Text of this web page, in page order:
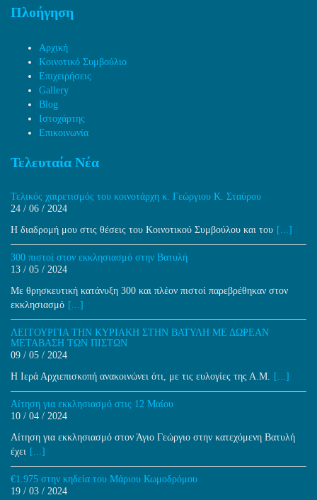
Πλοήγηση
Αρχική
Κοινοτικό Συμβούλιο
Επιχειρήσεις
Gallery
Blog
Ιστοχάρτης
Επικοινωνία
Τελευταία Νέα
Τελικός χαιρετισμός του κοινοτάρχη κ. Γεώργιου Κ. Σταύρου
24 / 06 / 2024
H διαδρομή μου στις θέσεις του Κοινοτικού Συμβούλου και του [...]
300 πιστοί στον εκκλησιασμό στην Βατυλή
13 / 05 / 2024
Με θρησκευτική κατάνυξη 300 και πλέον πιστοί παρεβρέθηκαν στον
εκκλησιασμό [...]
ΛΕΙΤΟΥΡΓΙΑ ΤΗΝ ΚΥΡΙΑΚΗ ΣΤΗΝ ΒΑΤΥΛΗ ΜΕ ΔΩΡΕΑΝ
ΜΕΤΑΒΑΣΗ ΤΩΝ ΠΙΣΤΩΝ
09 / 05 / 2024
Η Ιερά Αρχιεπισκοπή ανακοινώνει ότι, με τις ευλογίες της Α.Μ. [...]
Αίτηση για εκκλησιασμό στις 12 Μαίου
10 / 04 / 2024
Αίτηση για εκκλησιασμό στον Άγιο Γεώργιο στην κατεχόμενη Βατυλή
έχει [...]
€1.975 στην κηδεία του Μάριου Κωμοδρόμου
19 / 03 / 2024